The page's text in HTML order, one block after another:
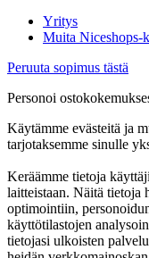
Yritys
Muita Niceshops-
Peruuta sopimus tästä
Personoi
Käytämme evästeitä ja
tarjotaksemme sinulle
Keräämme tietoja
laitteistaan. Näitä tietoja
optimointiin,
käyttötilastojen
tietojasi ulkoisten